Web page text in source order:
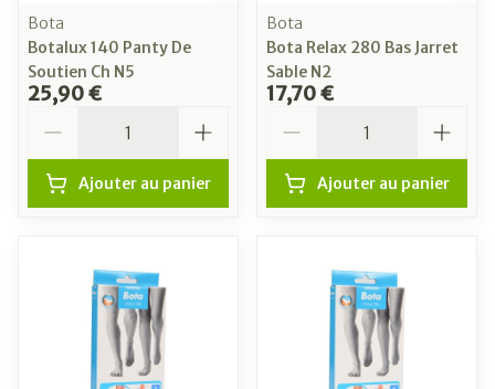
Bota
Botalux 140 Panty De
Soutien Ch N5
25,90 €
Ajouter au panier
Bota
Bota Relax 280 Bas Jarret
Sable N2
17,70 €
Ajouter au panier